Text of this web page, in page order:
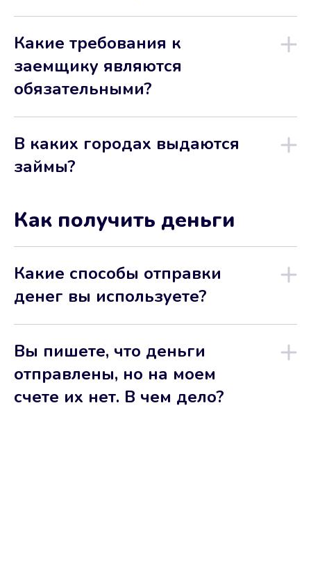
Какие требования к
заемщику являются
обязательными?
В каких городах выдаются
займы?
Как получить деньги
Какие способы отправки
денег вы используете?
Вы пишете, что деньги
отправлены, но на моем
счете их нет. В чем дело?